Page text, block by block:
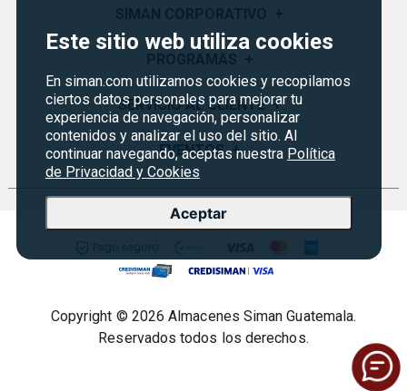
Este sitio web utiliza cookies
En siman.com utilizamos cookies y recopilamos
ciertos datos personales para mejorar tu
experiencia de navegación, personalizar
contenidos y analizar el uso del sitio. Al
continuar navegando, aceptas nuestra Política
de Privacidad y Cookies
Aceptar
Visión y Misión
Historia
Sucursales
Servicios
Empleos Siman
Monedero
Certificados de Regalo
Siman PRO
SERVICIO AL CLIENTE +
Preguntas Frecuentes
Política de devoluciones y garantías
Contáctenos
Seguridad del sitio
Política de Privacidad
Términos legales
EVENTOS +
Rebajas
Copyright © 2026 Almacenes Siman Guatemala.
Reservados todos los derechos.